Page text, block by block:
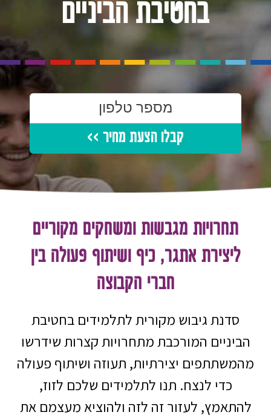
בחטיבת הביניים
קבלו הצעת מחיר >>
תחרויות מגבשות ומשחקים מקוריים
ליצירת אתגר, כיף ושיתוף פעולה בין
חברי הקבוצה
סדנת גיבוש מקורית לתלמידים בחטיבת
הביניים המורכבת מתחרויות קצרות שידרשו
מהמשתתפים יצירתיות, תעוזה ושיתוף פעולה
כדי לנצח. תנו לתלמידים שלכם לזוז,
להתאמץ, לעזור זה לזה ולהוציא מעצמם את